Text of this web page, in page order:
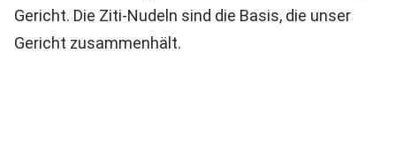
Gericht. Die Ziti-Nudeln sind die Basis, die unser
Gericht zusammenhält.